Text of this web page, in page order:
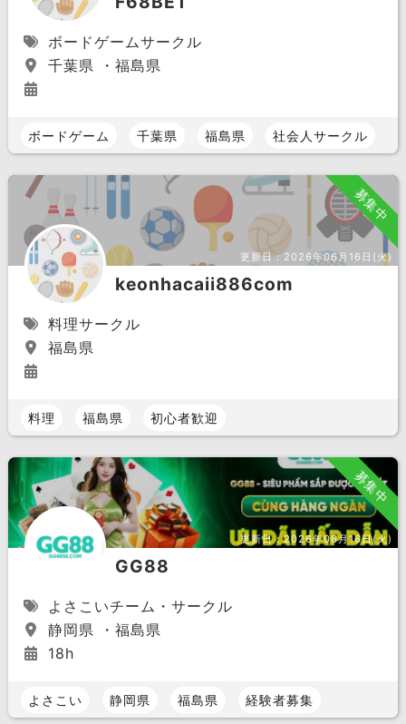
ボードゲームサークル
千葉県 ・福島県
ボードゲーム 千葉県 福島県 社会人サークル
募集中
更新日： 2026年06月16日(火)
keonhacaii886com
料理サークル
福島県
料理 福島県 初心者歓迎
募集中
更新日：2026年06月16日(火)
GG88
よさこいチーム・サークル
静岡県 ・福島県
18h
よさこい 静岡県 福島県 経験者募集